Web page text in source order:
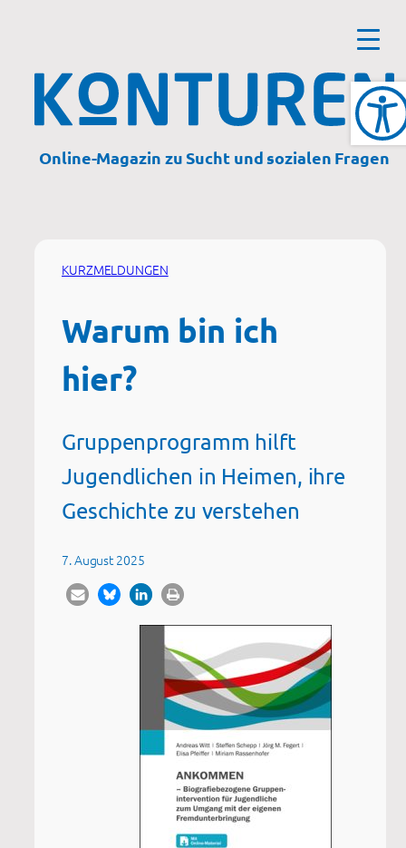
Online-Magazin zu Sucht und sozialen Fragen
KURZMELDUNGEN
Warum bin ich
hier?
Gruppenprogramm hilft
Jugendlichen in Heimen, ihre
Geschichte zu verstehen
7. August 2025